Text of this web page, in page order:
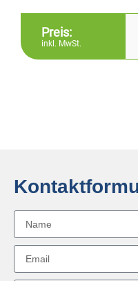
Preis:
inkl. MwSt.